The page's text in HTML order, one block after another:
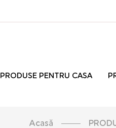
PRODUSE PENTRU CASA
Acasă